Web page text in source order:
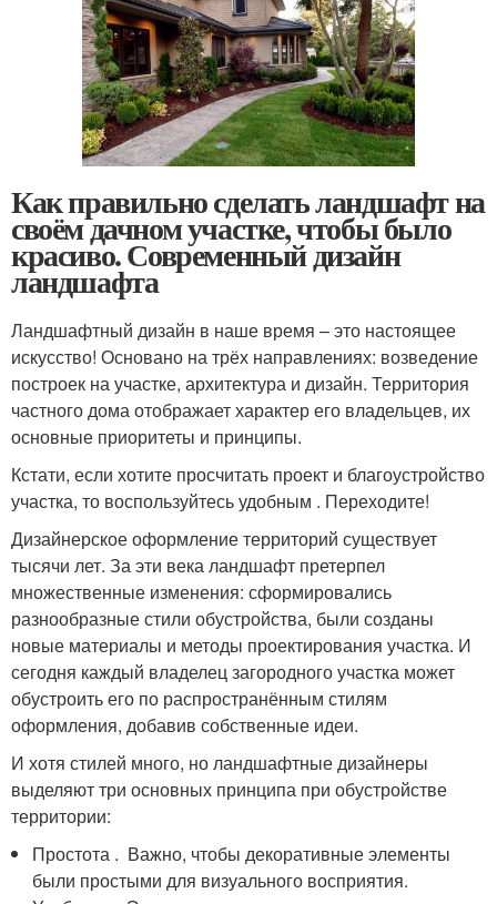
Как правильно сделать ландшафт на
своём дачном участке, чтобы было
красиво. Современный дизайн
ландшафта
Ландшафтный дизайн в наше время – это настоящее
искусство! Основано на трёх направлениях: возведение
построек на участке, архитектура и дизайн. Территория
частного дома отображает характер его владельцев, их
основные приоритеты и принципы.
Кстати, если хотите просчитать проект и благоустройство
участка, то воспользуйтесь удобным . Переходите!
Дизайнерское оформление территорий существует
тысячи лет. За эти века ландшафт претерпел
множественные изменения: сформировались
разнообразные стили обустройства, были созданы
новые материалы и методы проектирования участка. И
сегодня каждый владелец загородного участка может
обустроить его по распространённым стилям
оформления, добавив собственные идеи.
И хотя стилей много, но ландшафтные дизайнеры
выделяют три основных принципа при обустройстве
территории:
Простота . Важно, чтобы декоративные элементы
были простыми для визуального восприятия.